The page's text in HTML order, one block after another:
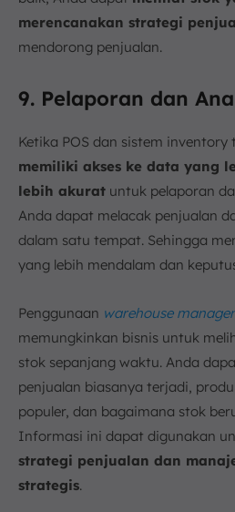
merencanakan strategi
mendorong penjualan.
9. Pelaporan dan
Ketika POS dan sistem inventory
memiliki akses ke data yang
lebih akurat untuk pelaporan
Anda dapat melacak penjualan
dalam satu tempat. Sehingga
yang lebih mendalam dan
Penggunaan warehouse
memungkinkan bisnis untuk
stok sepanjang waktu. Anda
penjualan biasanya terjadi,
populer, dan bagaimana stok
Informasi ini dapat digunakan
strategi penjualan dan
strategis.